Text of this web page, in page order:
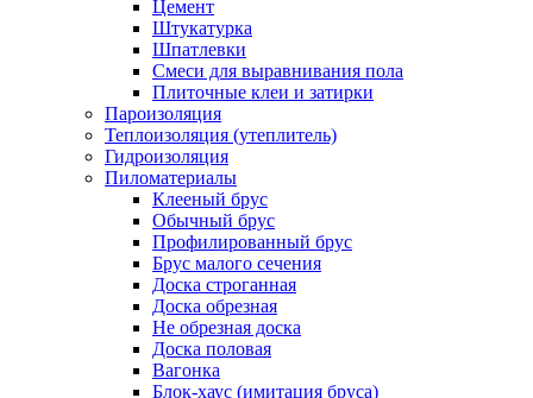
Цемент
Штукатурка
Шпатлевки
Смеси для выравнивания пола
Плиточные клеи и затирки
Пароизоляция
Теплоизоляция (утеплитель)
Гидроизоляция
Пиломатериалы
Клееный брус
Обычный брус
Профилированный брус
Брус малого сечения
Доска строганная
Доска обрезная
Не обрезная доска
Доска половая
Вагонка
Блок-хаус (имитация бруса)